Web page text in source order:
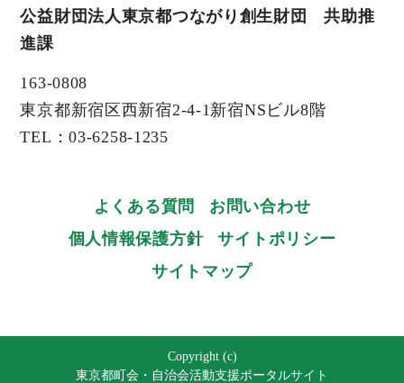
公益財団法人東京都つながり創生財団 共助推
進課
163-0808
東京都新宿区西新宿2-4-1新宿NSビル8階
TEL：03-6258-1235
よくある質問
お問い合わせ
個人情報保護方針
サイトポリシー
サイトマップ
Copyright (c)
東京都町会・自治会活動支援ポータルサイト